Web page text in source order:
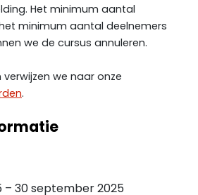
Het minimum aantal
minimum aantal deelnemers
we de cursus annuleren.
verwijzen we naar onze
.
– 30 september 2025